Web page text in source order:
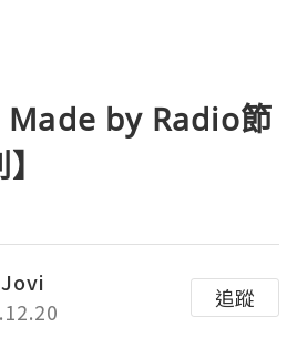
Made by Radio節
追蹤